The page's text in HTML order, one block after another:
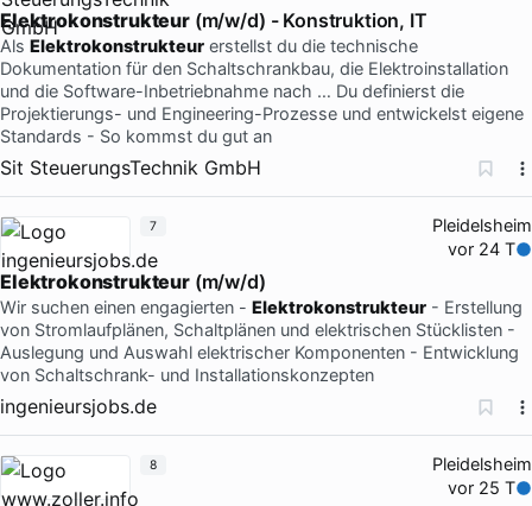
Elektrokonstrukteur(m/w/d) - Konstruktion, IT
Als Elektrokonstrukteur erstellst du die technische
Dokumentation für den Schaltschrankbau, die Elektroinstallation
und die Software-Inbetriebnahme nach … Du definierst die
Projektierungs- und Engineering-Prozesse und entwickelst eigene
Standards - So kommst du gut an
Sit SteuerungsTechnik GmbH
Pleidelsheim
vor 24 T
Elektrokonstrukteur(m/w/d)
Wir suchen einen engagierten - Elektrokonstrukteur - Erstellung
von Stromlaufplänen, Schaltplänen und elektrischen Stücklisten -
Auslegung und Auswahl elektrischer Komponenten - Entwicklung
von Schaltschrank- und Installationskonzepten
ingenieursjobs.de
7
Pleidelsheim
vor 25 T
8